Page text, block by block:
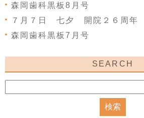
森岡歯科黒板8月号
７月７日 七夕 開院２６周年
森岡歯科黒板7月号
SEARCH